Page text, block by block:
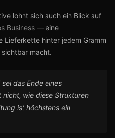
lohnt sich auch ein Blick auf
Business — eine
Lieferkette hinter jedem Gramm
sichtbar macht.
das Ende eines
nicht, wie diese Strukturen
ist höchstens ein